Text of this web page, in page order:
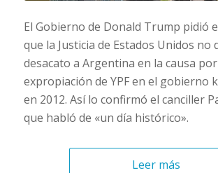
El Gobierno de Donald Trump pidió
que la Justicia de Estados Unidos no
desacato a Argentina en la causa
expropiación de YPF en el gobierno
en 2012. Así lo confirmó el canciller
que habló de «un día histórico».
Leer más